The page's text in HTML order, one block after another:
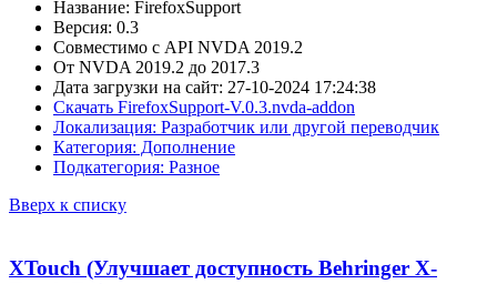
Название: FirefoxSupport
Версия: 0.3
Совместимо с API NVDA 2019.2
От NVDA 2019.2 до 2017.3
Дата загрузки на сайт: 27-10-2024 17:24:38
Скачать FirefoxSupport-V.0.3.nvda-addon
Локализация: Разработчик или другой переводчик
Категория: Дополнение
Подкатегория: Разное
Вверх к списку
XTouch (Улучшает доступность Behringer X-